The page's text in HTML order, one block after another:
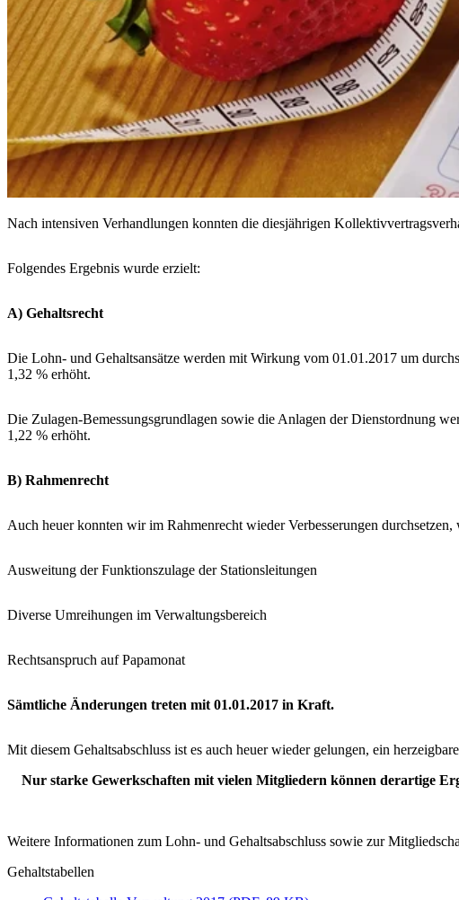
Nach intensiven Verhandlungen konnten die diesjährigen
Folgendes Ergebnis wurde erzielt:
A) Gehaltsrecht
Die Lohn- und Gehaltsansätze werden mit Wirkung vom 01.01.2017 um
1,32 % erhöht.
Die Zulagen-Bemessungsgrundlagen sowie die Anlagen der Dienstordnung
1,22 % erhöht.
B) Rahmenrecht
Auch heuer konnten wir im Rahmenrecht wieder Verbesserungen durchsetzen,
Ausweitung der Funktionszulage der Stationsleitungen
Diverse Umreihungen im Verwaltungsbereich
Rechtsanspruch auf Papamonat
Sämtliche Änderungen treten mit 01.01.2017 in Kraft.
Mit diesem Gehaltsabschluss ist es auch heuer wieder gelungen, ein
Nur starke Gewerkschaften mit vielen Mitgliedern können derartige
Weitere Informationen zum Lohn- und Gehaltsabschluss sowie zur
Gehaltstabellen